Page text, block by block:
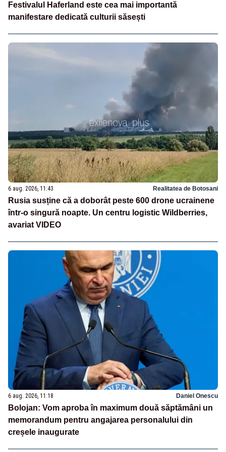
Festivalul Haferland este cea mai importantă
manifestare dedicată culturii săsești
6 aug. 2026, 11:43 Realitatea de Botosani
Rusia susține că a doborât peste 600 drone ucrainene
într-o singură noapte. Un centru logistic Wildberries,
avariat VIDEO
6 aug. 2026, 11:18 Daniel Onescu
Bolojan: Vom aproba în maximum două săptămâni un
memorandum pentru angajarea personalului din
creșele inaugurate